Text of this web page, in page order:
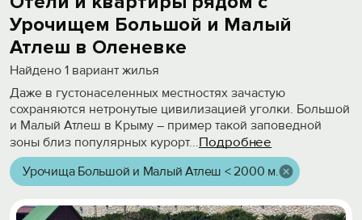
Урочищем Большой и Малый
Атлеш в Оленевке
Найдено 1 вариант жилья
Даже в густонаселенных местностях зачастую
сохраняются нетронутые цивилизацией уголки. Большой
и Малый Атлеш в Крыму – пример такой заповедной
зоны близ популярных курорт...Подробнее
Урочища Большой и Малый Атлеш < 2000 м.